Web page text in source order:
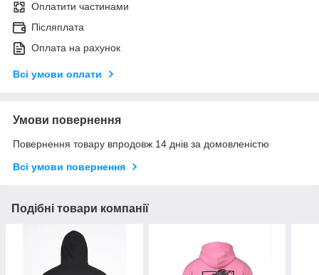
Оплатити частинами
Післяплата
Оплата на рахунок
Всі умови оплати
Умови повернення
Повернення товару впродовж 14 днів за домовленістю
Всі умови повернення
Подібні товари компанії